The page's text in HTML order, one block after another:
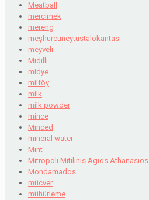
Meatball
mercimek
mereng
meşhurcüneytustalökantasi
meyveli
Midilli
midye
milföy
milk
milk powder
mince
Minced
mineral water
Mint
Mitropoli Mitilinis Agios Athanasios
Mondamados
mücver
mühürleme